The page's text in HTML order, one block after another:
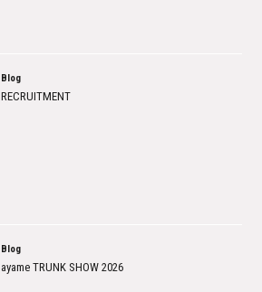
Blog
RECRUITMENT
Blog
ayame TRUNK SHOW 2026